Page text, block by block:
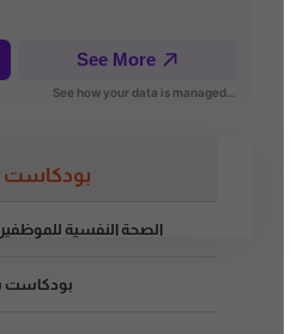
الصحة النفسية للموظفين
بودكاست